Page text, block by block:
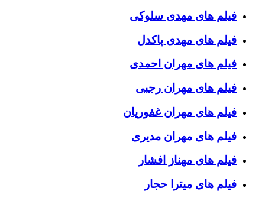
فیلم های مهدی سلوکی
فیلم های مهدی پاکدل
فیلم های مهران احمدی
فیلم های مهران رجبی
فیلم های مهران غفوریان
فیلم های مهران مدیری
فیلم های مهناز افشار
فیلم های میترا حجار